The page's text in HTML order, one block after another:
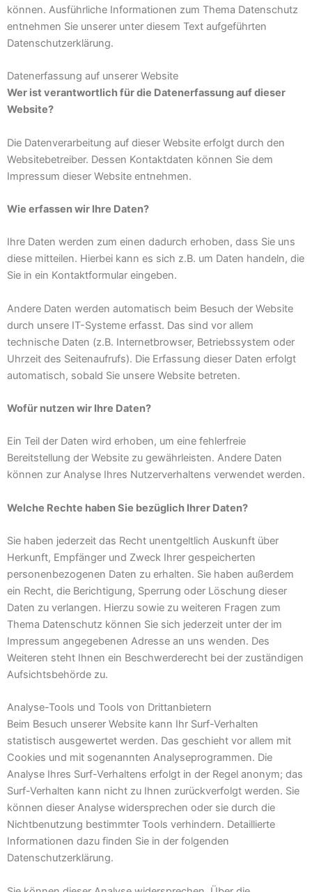
können. Ausführliche Informationen zum Thema Datenschutz
entnehmen Sie unserer unter diesem Text aufgeführten
Datenschutzerklärung.
Datenerfassung auf unserer Website
Wer ist verantwortlich für die Datenerfassung auf dieser
Website?
Die Datenverarbeitung auf dieser Website erfolgt durch den
Websitebetreiber. Dessen Kontaktdaten können Sie dem
Impressum dieser Website entnehmen.
Wie erfassen wir Ihre Daten?
Ihre Daten werden zum einen dadurch erhoben, dass Sie uns
diese mitteilen. Hierbei kann es sich z.B. um Daten handeln, die
Sie in ein Kontaktformular eingeben.
Andere Daten werden automatisch beim Besuch der Website
durch unsere IT-Systeme erfasst. Das sind vor allem
technische Daten (z.B. Internetbrowser, Betriebssystem oder
Uhrzeit des Seitenaufrufs). Die Erfassung dieser Daten erfolgt
automatisch, sobald Sie unsere Website betreten.
Wofür nutzen wir Ihre Daten?
Ein Teil der Daten wird erhoben, um eine fehlerfreie
Bereitstellung der Website zu gewährleisten. Andere Daten
können zur Analyse Ihres Nutzerverhaltens verwendet werden.
Welche Rechte haben Sie bezüglich Ihrer Daten?
Sie haben jederzeit das Recht unentgeltlich Auskunft über
Herkunft, Empfänger und Zweck Ihrer gespeicherten
personenbezogenen Daten zu erhalten. Sie haben außerdem
ein Recht, die Berichtigung, Sperrung oder Löschung dieser
Daten zu verlangen. Hierzu sowie zu weiteren Fragen zum
Thema Datenschutz können Sie sich jederzeit unter der im
Impressum angegebenen Adresse an uns wenden. Des
Weiteren steht Ihnen ein Beschwerderecht bei der zuständigen
Aufsichtsbehörde zu.
Analyse-Tools und Tools von Drittanbietern
Beim Besuch unserer Website kann Ihr Surf-Verhalten
statistisch ausgewertet werden. Das geschieht vor allem mit
Cookies und mit sogenannten Analyseprogrammen. Die
Analyse Ihres Surf-Verhaltens erfolgt in der Regel anonym; das
Surf-Verhalten kann nicht zu Ihnen zurückverfolgt werden. Sie
können dieser Analyse widersprechen oder sie durch die
Nichtbenutzung bestimmter Tools verhindern. Detaillierte
Informationen dazu finden Sie in der folgenden
Datenschutzerklärung.